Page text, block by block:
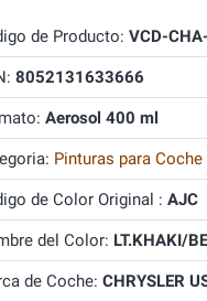
de Producto: VCD-
8052131633666
Aerosol 400 ml
Pinturas para
de Color Original : AJC
del Color: LT.KHAKI/
de Coche: CHRYSLER